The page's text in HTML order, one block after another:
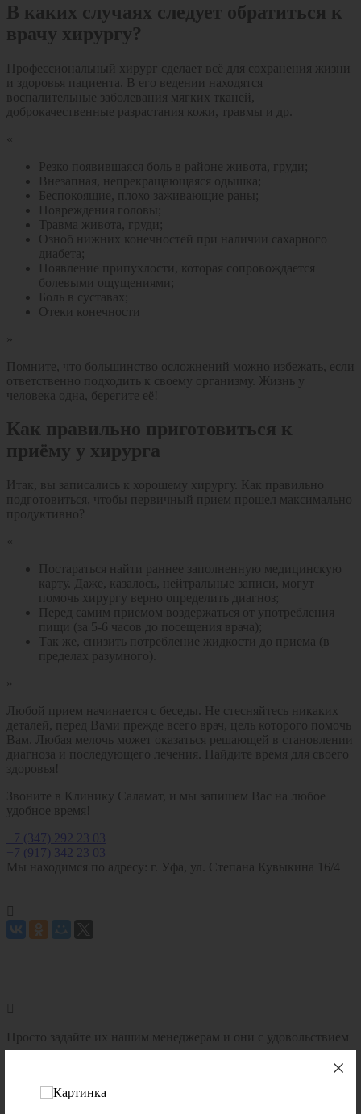
В каких случаях следует обратиться к
врачу хирургу?
Профессиональный хирург сделает всё для сохранения жизни
и здоровья пациента. В его ведении находятся
воспалительные заболевания мягких тканей,
доброкачественные разрастания кожи, травмы и др.
Резко появившаяся боль в районе живота, груди;
Внезапная, непрекращающаяся одышка;
Беспокоящие, плохо заживающие раны;
Повреждения головы;
Травма живота, груди;
Озноб нижних конечностей при наличии сахарного
диабета;
Появление припухлости, которая сопровождается
болевыми ощущениями;
Боль в суставах;
Отеки конечности
Помните, что большинство осложнений можно избежать, если
ответственно подходить к своему организму. Жизнь у
человека одна, берегите её!
Как правильно приготовиться к
приёму у хирурга
Итак, вы записались к хорошему хирургу. Как правильно
подготовиться, чтобы первичный прием прошел максимально
продуктивно?
Постараться найти раннее заполненную медицинскую
карту. Даже, казалось, нейтральные записи, могут
помочь хирургу верно определить диагноз;
Перед самим приемом воздержаться от употребления
пищи (за 5-6 часов до посещения врача);
Так же, снизить потребление жидкости до приема (в
пределах разумного).
Любой прием начинается с беседы. Не стесняйтесь никаких
деталей, перед Вами прежде всего врач, цель которого помочь
Вам. Любая мелочь может оказаться решающей в становлении
диагноза и последующего лечения. Найдите время для своего
здоровья!
Звоните в Клинику Саламат, и мы запишем Вас на любое
удобное время!
+7 (347) 292 23 03
+7 (917) 342 23 03
Мы находимся по адресу: г. Уфа, ул. Степана Кувыкина 16/4
Просто задайте их нашим менеджерам и они с удовольствием
на них ответят